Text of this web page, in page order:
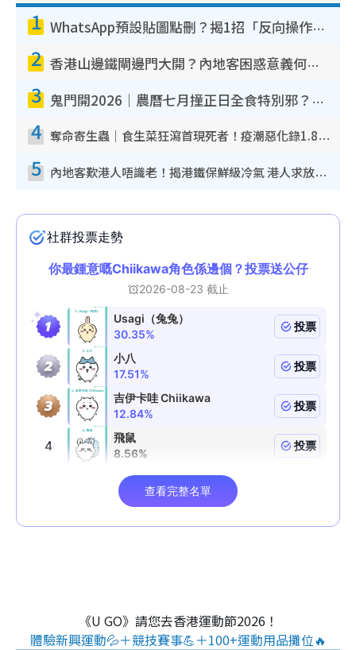
1 WhatsApp預設貼圖點刪？揭1招「反向操作」還原簡潔介面 附3步實測教學
2 香港山邊鐵閘邊門大開？內地客困惑意義何在！網民神回覆：呢種叫法理性防禦
3 鬼門開2026｜農曆七月撞正日全食特別邪？專家警告切忌做一事！揭4大禁忌+2招保平安
4 奪命寄生蟲｜食生菜狂瀉首現死者！疫潮惡化錄1.8萬宗病例 揭洗菜3大謬誤
5 內地客歎港人唔識老！揭港鐵保鮮級冷氣 港人求放過：咪投訴
《U GO》請您去香港運動節2026！
體驗新興運動💦＋競技賽事💪＋100+運動用品攤位🔥